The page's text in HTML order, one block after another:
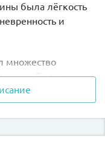
была лёгкость
и
множество
более
тотальным
было
пушками